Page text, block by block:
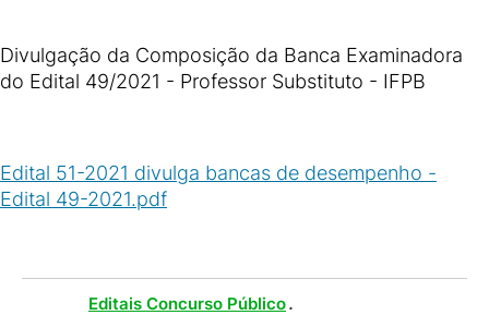
Divulgação da Composição da Banca Examinadora
do Edital 49/2021 - Professor Substituto - IFPB
Edital 51-2021 divulga bancas de desempenho -
Edital 49-2021.pdf
Editais Concurso Público.